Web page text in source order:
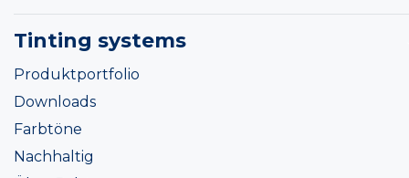
Tinting systems
Produktportfolio
Downloads
Farbtöne
Nachhaltig